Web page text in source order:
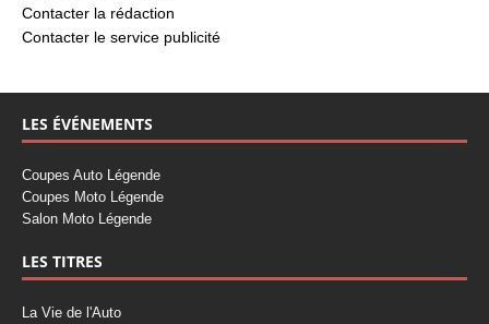
Contacter la rédaction
Contacter le service publicité
LES ÉVÉNEMENTS
Coupes Auto Légende
Coupes Moto Légende
Salon Moto Légende
LES TITRES
La Vie de l'Auto